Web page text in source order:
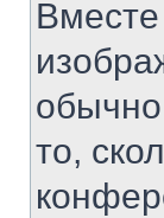
Вместе
обычно
то,